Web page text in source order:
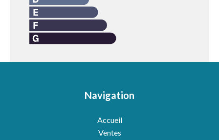
Navigation
Accueil
Ventes